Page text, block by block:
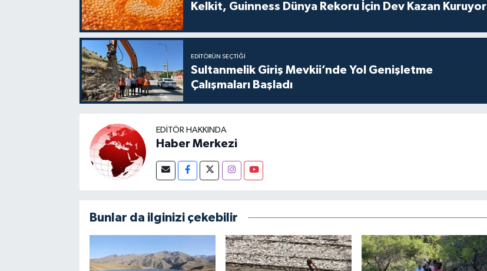
Kelkit, Guinness Dünya Rekoru İçin Dev Kazan Kuruyor
EDITÖRÜN SEÇTIĞI
Sultanmelik Giriş Mevkii’nde Yol Genişletme
Çalışmaları Başladı
EDITÖR HAKKINDA
Haber Merkezi
Bunlar da ilginizi çekebilir